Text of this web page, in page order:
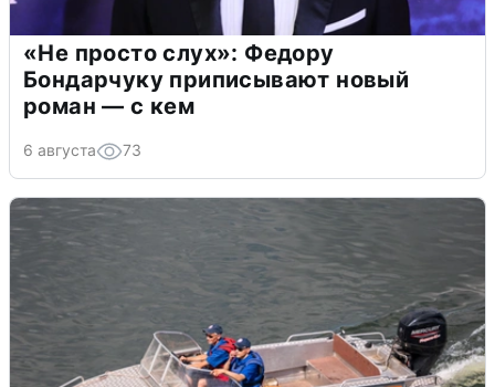
«Не просто слух»: Федору
Бондарчуку приписывают новый
роман — с кем
6 августа 73